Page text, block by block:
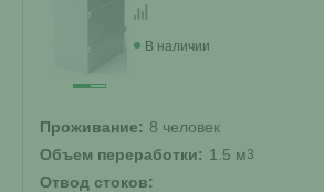
В наличии
Проживание: 8 человек
Объем переработки: 1.5 м3
Отвод стоков: